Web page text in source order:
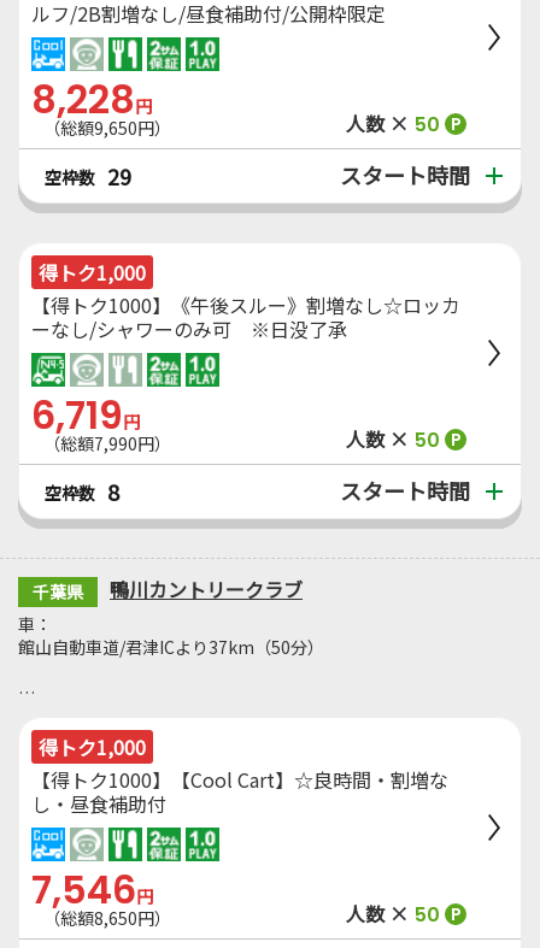
ルフ/2B割増なし/昼食補助付/公開枠限定
8,228円
（総額9,650円）
人数 × 50 P
空枠数 29 スタート時間
得トク1,000
【得トク1000】《午後スルー》割増なし☆ロッカ
ーなし/シャワーのみ可 ※日没了承
6,719円
（総額7,990円）
人数 × 50 P
空枠数 8 スタート時間
千葉県 鴨川カントリークラブ
車：
館山自動車道/君津ICより37km（50分）
…
得トク1,000
【得トク1000】【Cool Cart】☆良時間・割増な
し・昼食補助付
7,546円
（総額8,650円）
人数 × 50 P